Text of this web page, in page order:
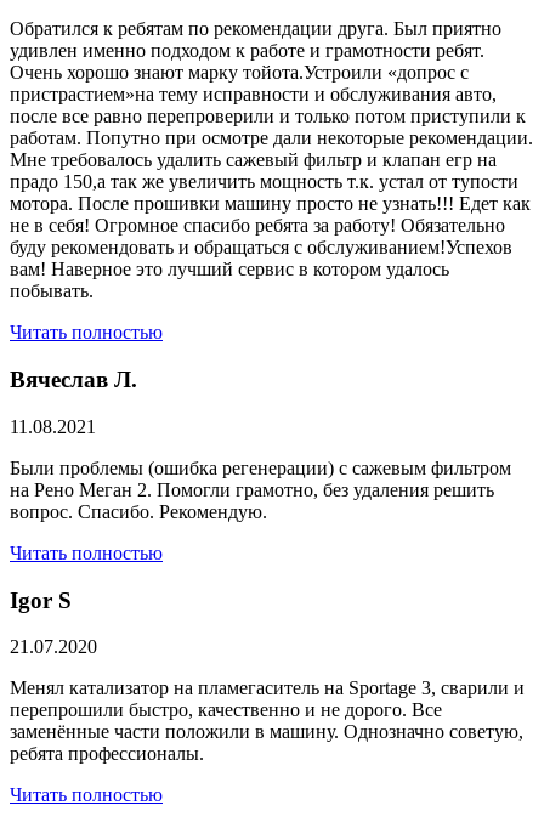
Обратился к ребятам по рекомендации друга. Был приятно
удивлен именно подходом к работе и грамотности ребят.
Очень хорошо знают марку тойота.Устроили «допрос с
пристрастием»на тему исправности и обслуживания авто,
после все равно перепроверили и только потом приступили к
работам. Попутно при осмотре дали некоторые рекомендации.
Мне требовалось удалить сажевый фильтр и клапан егр на
прадо 150,а так же увеличить мощность т.к. устал от тупости
мотора. После прошивки машину просто не узнать!!! Едет как
не в себя! Огромное спасибо ребята за работу! Обязательно
буду рекомендовать и обращаться с обслуживанием!Успехов
вам! Наверное это лучший сервис в котором удалось
побывать.
Читать полностью
Вячеслав Л.
11.08.2021
Были проблемы (ошибка регенерации) с сажевым фильтром
на Рено Меган 2. Помогли грамотно, без удаления решить
вопрос. Спасибо. Рекомендую.
Читать полностью
​Igor S
21.07.2020
Менял катализатор на пламегаситель на Sportage 3, сварили и
перепрошили быстро, качественно и не дорого. Все
заменённые части положили в машину. Однозначно советую,
ребята профессионалы.
Читать полностью